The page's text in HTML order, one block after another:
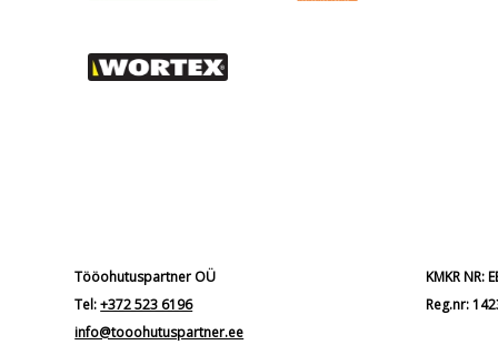
Tööohutuspartner OÜ
Tel:+372 523 6196
info@tooohutuspartner.ee
KMKR NR:
Reg.nr: